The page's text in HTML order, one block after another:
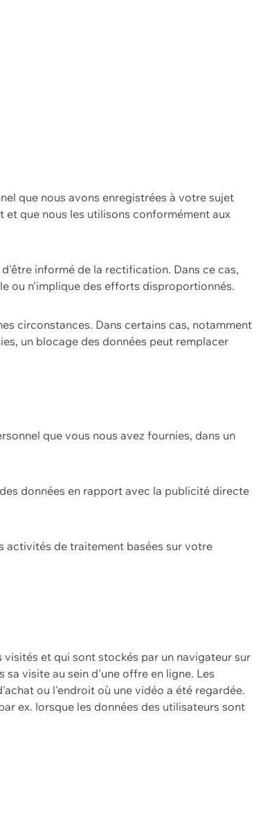
que nous avons enregistrées à votre sujet
que nous les utilisons conformément aux
informé de la rectification. Dans ce cas,
ou n'implique des efforts disproportionnés.
circonstances. Dans certains cas, notamment
un blocage des données peut remplacer
que vous nous avez fournies, dans un
données en rapport avec la publicité directe
activités de traitement basées sur votre
et qui sont stockés par un navigateur sur
visite au sein d'une offre en ligne. Les
ou l'endroit où une vidéo a été regardée.
ex. lorsque les données des utilisateurs sont